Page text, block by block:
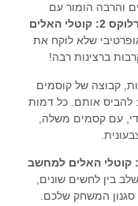
והרבה הומור עם
Warlocks 2: God Slayers למחשב (וורלוקס 2: קוטלי האלים
שלא לוקח את
ברצינות רבה!
קבוצה של קוסמים
להביס אותם. כל דמות
עם קסמים משלה,
בין לחשים שונים,
סגנון המשחק שלכם.